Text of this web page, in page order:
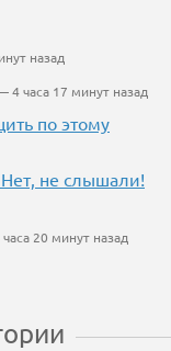
назад
4 часа 17 минут назад
по этому
Нет, не слышали!
20 минут назад